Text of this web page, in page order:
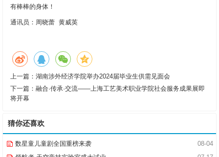
有棒棒的身体！
通讯员：周晓蕾 黄威英
上一篇： 湖南涉外经济学院举办2024届毕业生供需见面会
下一篇： 融合·传承·交流——上海工艺美术职业学院社会服务成果展即
将开幕
猜你还喜欢
08-04
数星童儿童剧全国重榜来袭